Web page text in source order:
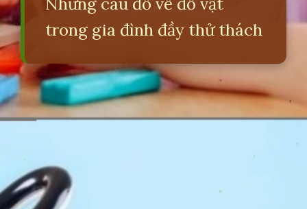
trong gia đình đầy thử thách